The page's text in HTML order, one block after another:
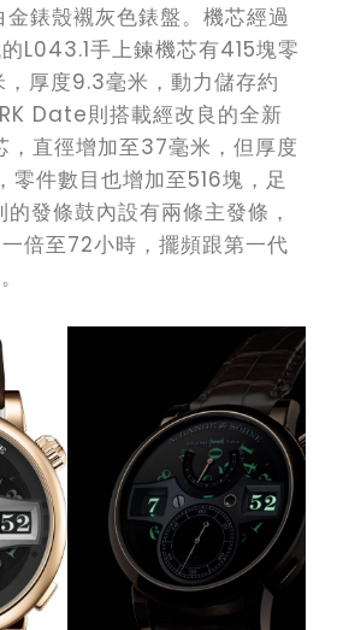
錶殼襯灰色錶盤。機芯經過
L043.1手上鍊機芯有415塊零
厚度9.3毫米，動力儲存約
Date則搭載經改良的全新
直徑增加至37毫米，但厚度
零件數目也增加至516塊，足
的發條鼓內設有兩條主發條，
倍至72小時，擺頻跟第一代